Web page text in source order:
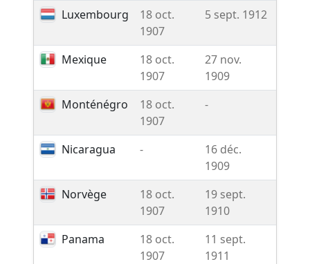
Luxembourg
18 oct.
1907
5 sept. 1912
Mexique
18 oct.
1907
27 nov.
1909
Monténégro
18 oct.
1907
-
Nicaragua -
16 déc.
1909
Norvège
18 oct.
1907
19 sept.
1910
Panama
18 oct.
1907
11 sept.
1911